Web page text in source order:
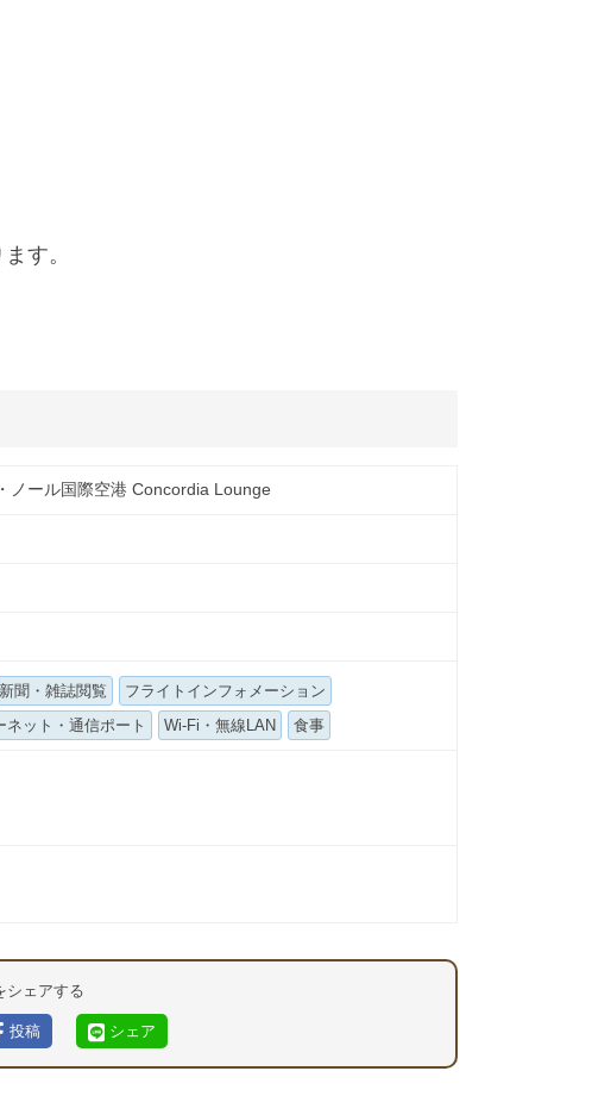
す。
ノール国際空港 Concordia Lounge
新聞・雑誌閲覧
フライトインフォメーション
ネット・通信ポート Wi-Fi・無線LAN 食事
シェアする
投稿 シェア